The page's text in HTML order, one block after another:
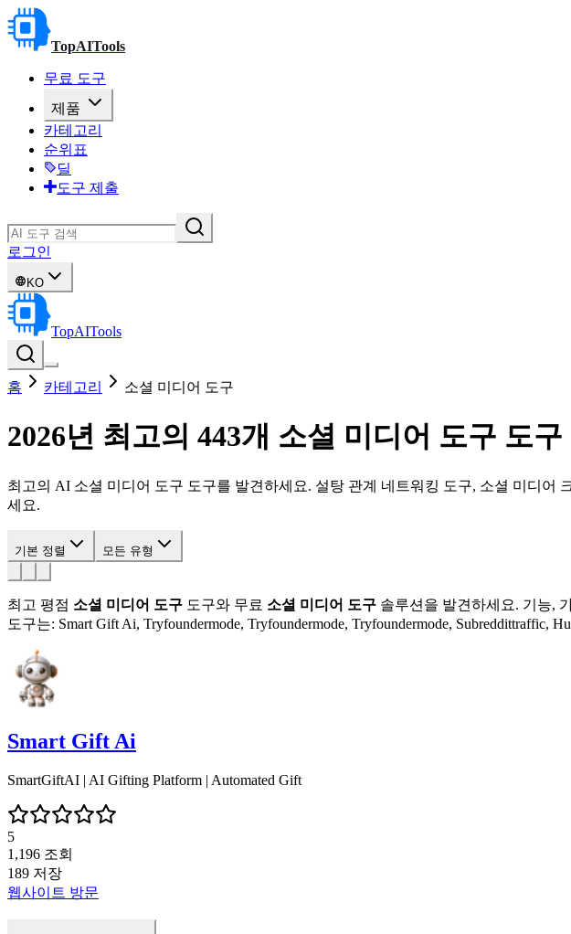
TopAITools
무료 도구
제품
카테고리
순위표
딜
도구 제출
로그인
KO
TopAITools
홈 카테고리 소셜 미디어 도구
2026년 최고의 443개 소셜 미디어 도구 도구
최고의 AI 소셜 미디어 도구 도구를 발견하세요. 설탕 관계 네트워킹 도구, 소셜 미디어
세요.
기본 정렬 모든 유형
최고 평점 소셜 미디어 도구 도구와 무료 소셜 미디어 도구 솔루션을 발견하세요. 기능,
도구는: Smart Gift Ai, Tryfoundermode, Tryfoundermode, Tryfoundermode, Subreddittraffic,
Smart Gift Ai
SmartGiftAI | AI Gifting Platform | Automated Gift
5
1,196 조회
189 저장
웹사이트 방문